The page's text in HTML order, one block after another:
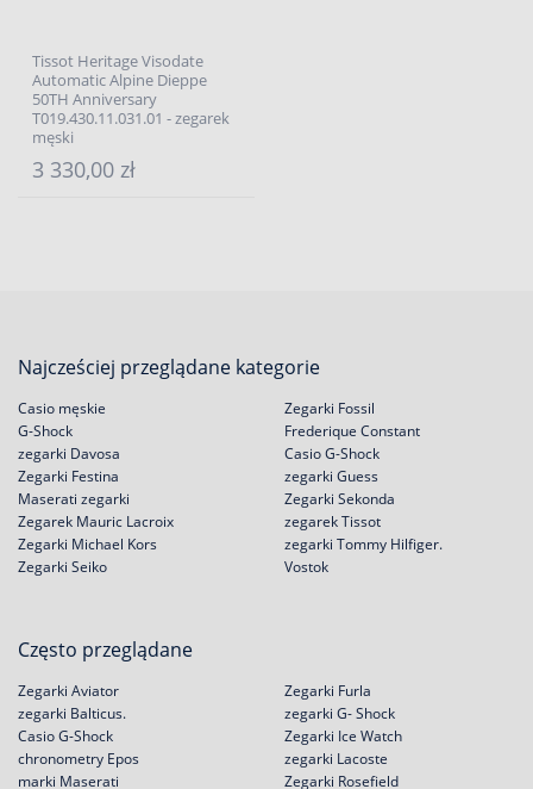
Tissot Heritage Visodate
Automatic Alpine Dieppe
50TH Anniversary
T019.430.11.031.01 - zegarek
męski
3 330,00 zł
Najcześciej przeglądane kategorie
Casio męskie
G-Shock
zegarki Davosa
Zegarki Festina
Zegarki Fossil
Frederique Constant
Casio G-Shock
zegarki Guess
Maserati zegarki
Zegarek Mauric Lacroix
Zegarki Michael Kors
Zegarki Seiko
Zegarki Sekonda
zegarek Tissot
zegarki Tommy Hilfiger.
Vostok
Często przeglądane
Zegarki Aviator
zegarki Balticus.
Casio G-Shock
chronometry Epos
Zegarki Furla
zegarki G- Shock
Zegarki Ice Watch
zegarki Lacoste
marki Maserati
Zegarki Rosefield